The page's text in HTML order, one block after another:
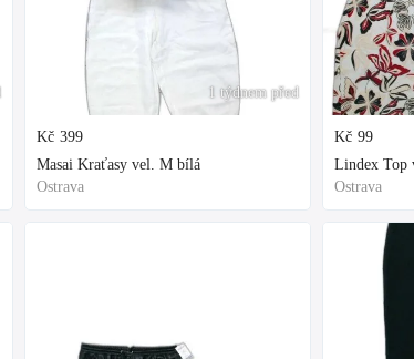
1 týdnem před
Kč 399
Masai Kraťasy vel. M bílá
Ostrava
Kč 99
Lindex Top
Ostrava